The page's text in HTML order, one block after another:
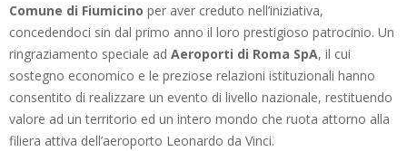
Comune di Fiumicino per aver creduto nell’iniziativa,
concedendoci sin dal primo anno il loro prestigioso patrocinio. Un
ringraziamento speciale ad Aeroporti di Roma SpA, il cui
sostegno economico e le preziose relazioni istituzionali hanno
consentito di realizzare un evento di livello nazionale, restituendo
valore ad un territorio ed un intero mondo che ruota attorno alla
filiera attiva dell’aeroporto Leonardo da Vinci.